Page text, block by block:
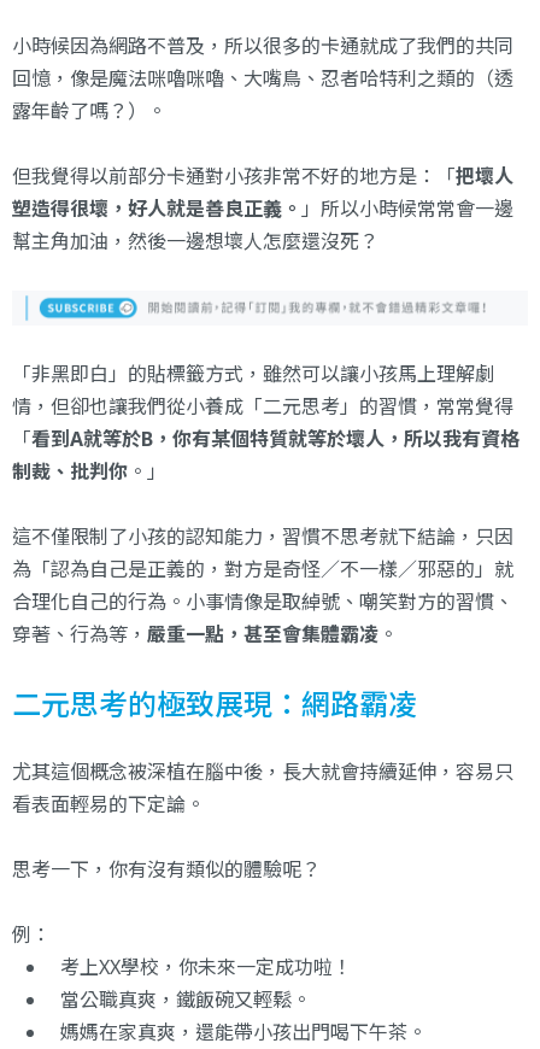
小時候因為網路不普及，所以很多的卡通就成了我們的共同
回憶，像是魔法咪嚕咪嚕、大嘴鳥、忍者哈特利之類的（透
露年齡了嗎？）。
但我覺得以前部分卡通對小孩非常不好的地方是：「把壞人
塑造得很壞，好人就是善良正義。 」所以小時候常常會一邊
幫主角加油，然後一邊想壞人怎麼還沒死？
「非黑即白」的貼標籤方式，雖然可以讓小孩馬上理解劇
情，但卻也讓我們從小養成「二元思考」的習慣，常常覺得
「看到A就等於B，你有某個特質就等於壞人，所以我有資格
制裁、批判你 。」
這不僅限制了小孩的認知能力，習慣不思考就下結論，只因
為「認為自己是正義的，對方是奇怪／不一樣／邪惡的」就
合理化自己的行為。小事情像是取綽號、嘲笑對方的習慣、
穿著、行為等， 嚴重一點，甚至會集體霸凌 。
二元思考的極致展現：網路霸凌
尤其這個概念被深植在腦中後，長大就會持續延伸，容易只
看表面輕易的下定論。
思考一下，你有沒有類似的體驗呢？
例：
考上XX學校，你未來一定成功啦！
當公職真爽，鐵飯碗又輕鬆。
媽媽在家真爽，還能帶小孩出門喝下午茶。